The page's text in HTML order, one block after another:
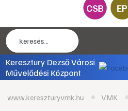
CSB
EP
Keresztury Dezső Városi
Művelődési Központ
www.kereszturyvmk.hu VMK